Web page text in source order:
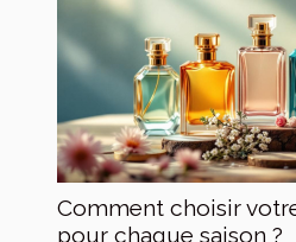
Comment choisir
pour chaque saison ?